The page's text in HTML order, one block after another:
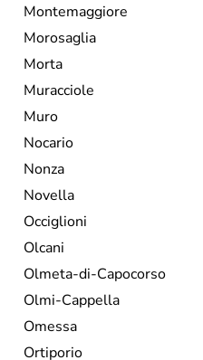
Montemaggiore
Morosaglia
Morta
Muracciole
Muro
Nocario
Nonza
Novella
Occiglioni
Olcani
Olmeta-di-Capocorso
Olmi-Cappella
Omessa
Ortiporio